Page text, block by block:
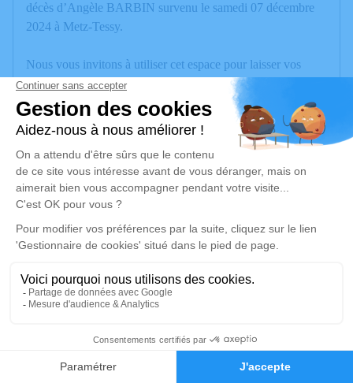
Faire-part Hommages
décès d’Angèle BARBIN survenu le samedi 07 décembre
2024 à Metz-Tessy.
Nous vous invitons à utiliser cet espace pour laisser vos
condoléances, partager des photos souvenirs, une anecdote
ou exprimer vos pensées à travers des poèmes ou des textes.
Cet endroit est un lieu d'expression dédié à honorer la
Je rends hommage
Cérémonie
vendredi 13 décembre 2024 à 10h00
Eglise Saint-Laurent
74940 Annecy le Vieux
Je rends hommage
Déroulé des obsèques